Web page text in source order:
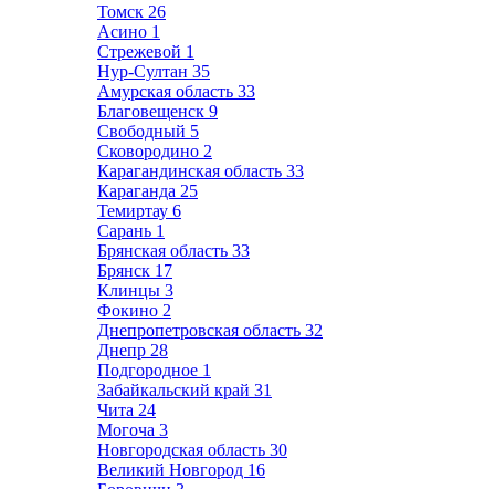
Томск 26
Асино 1
Стрежевой 1
Нур-Султан 35
Амурская область 33
Благовещенск 9
Свободный 5
Сковородино 2
Карагандинская область 33
Караганда 25
Темиртау 6
Сарань 1
Брянская область 33
Брянск 17
Клинцы 3
Фокино 2
Днепропетровская область 32
Днепр 28
Подгородное 1
Забайкальский край 31
Чита 24
Могоча 3
Новгородская область 30
Великий Новгород 16